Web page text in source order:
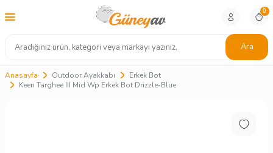
Ara
0
Anasayfa Outdoor Ayakkabı
Erkek Bot
Keen Targhee III Mid Wp Erkek Bot Drizzle-Blue